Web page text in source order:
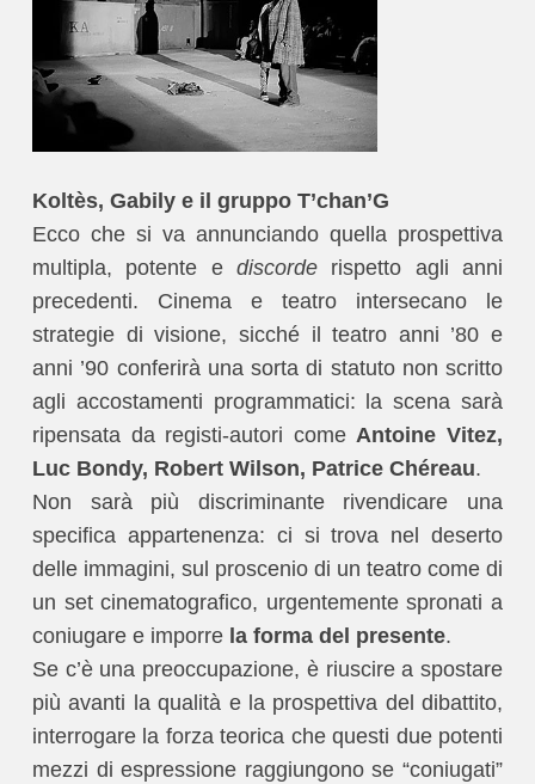
Koltès, Gabily e il gruppo T’chan’G
Ecco che si va annunciando quella prospettiva
multipla, potente e discorde rispetto agli anni
precedenti. Cinema e teatro intersecano le
strategie di visione, sicché il teatro anni ’80 e
anni ’90 conferirà una sorta di statuto non scritto
agli accostamenti programmatici: la scena sarà
ripensata da registi-autori comeAntoine Vitez,
Luc Bondy, Robert Wilson, Patrice Chéreau.
Non sarà più discriminante rivendicare una
specifica appartenenza: ci si trova nel deserto
delle immagini, sul proscenio di un teatro come di
un set cinematografico, urgentemente spronati a
coniugare e imporre la forma del presente.
Se c’è una preoccupazione, è riuscire a spostare
più avanti la qualità e la prospettiva del dibattito,
interrogare la forza teorica che questi due potenti
mezzi di espressione raggiungono se “coniugati”